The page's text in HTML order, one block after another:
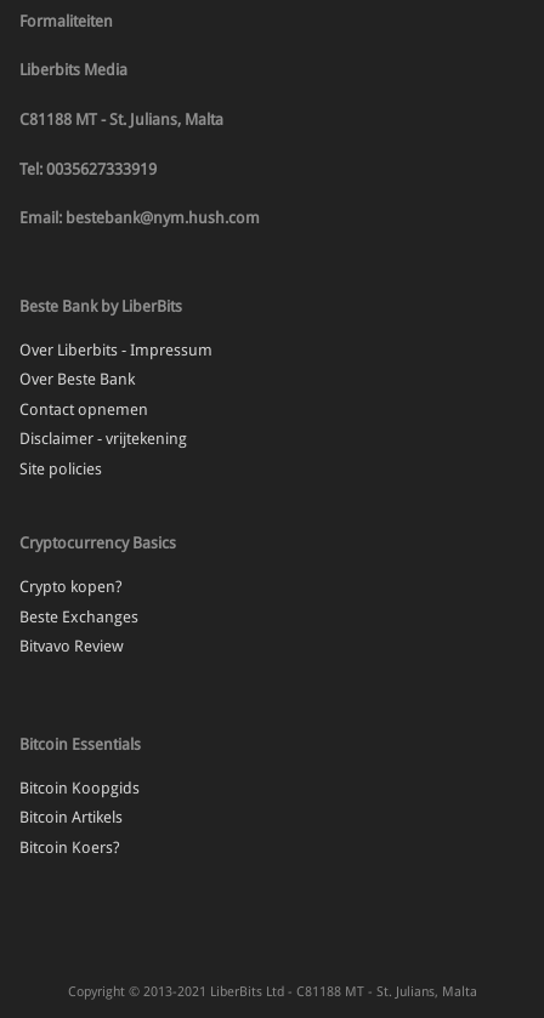
Formaliteiten
Liberbits Media
C81188 MT - St. Julians, Malta
Tel: 0035627333919
Email: bestebank@nym.hush.com
Beste Bank by LiberBits
Over Liberbits - Impressum
Over Beste Bank
Contact opnemen
Disclaimer - vrijtekening
Site policies
Cryptocurrency Basics
Crypto kopen?
Beste Exchanges
Bitvavo Review
Bitcoin Essentials
Bitcoin Koopgids
Bitcoin Artikels
Bitcoin Koers?
Copyright © 2013-2021 LiberBits Ltd - C81188 MT - St. Julians, Malta